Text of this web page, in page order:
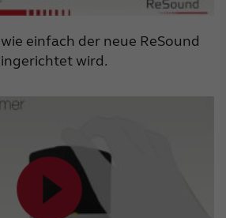
2 steht zu nah an
Geräten wie DVD-
nicht auf ein
wie einfach der neue ReSound
wird.